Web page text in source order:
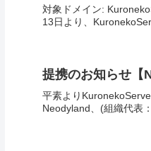
対象ドメイン:
13日より、
提携のお知らせ【
平素より
Neodyland、(組織代表